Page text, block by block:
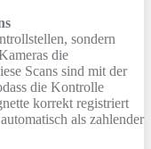
sondern
die
Scans sind mit der
die Kontrolle
korrekt registriert
als zahlender